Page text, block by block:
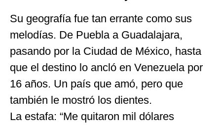
Su geografía fue tan errante como sus
melodías. De Puebla a Guadalajara,
pasando por la Ciudad de México, hasta
que el destino lo ancló en Venezuela por
16 años. Un país que amó, pero que
también le mostró los dientes.
La estafa: “Me quitaron mil dólares